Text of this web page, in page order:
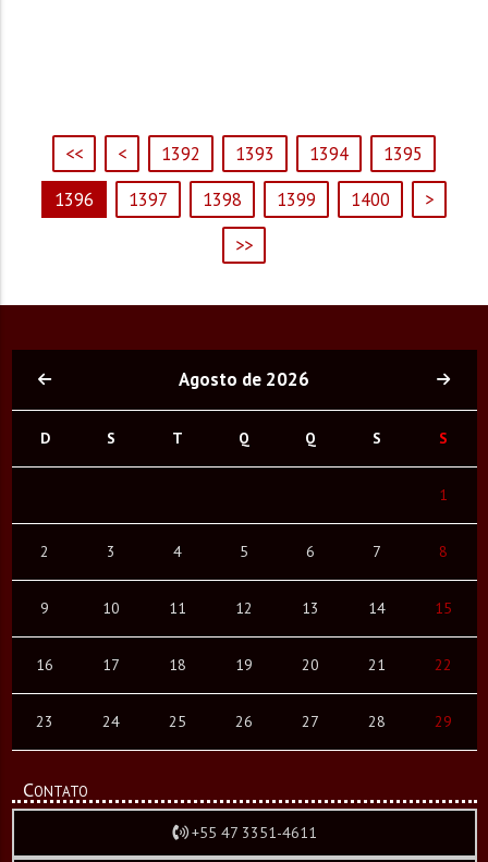
<< < 1392 1393 1394
1395
1396
1397 1398 1399 1400
>
>>
Agosto de 2026
D S T Q Q S S
1
2 3 4 5 6 7 8
9 10 11 12 13 14 15
16 17 18 19 20 21 22
23 24 25 26 27 28 29
Contato
+55 47 3351-4611